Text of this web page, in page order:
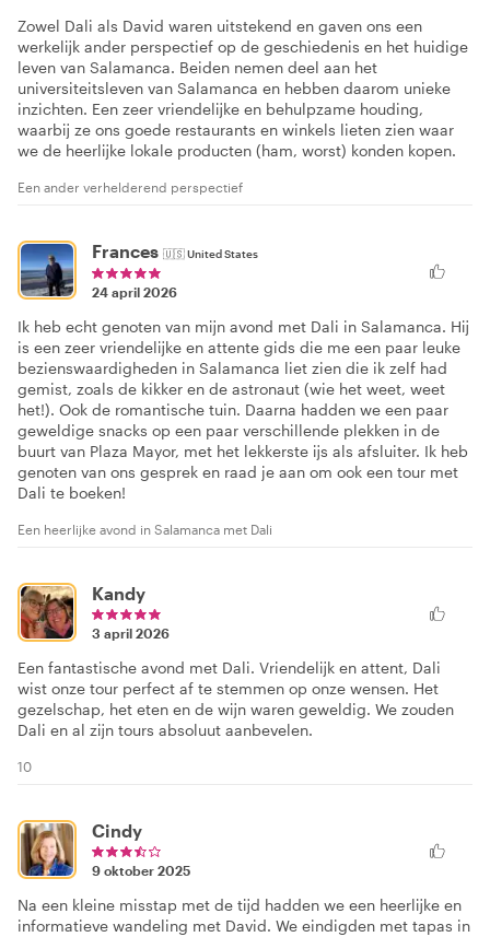
Zowel Dali als David waren uitstekend en gaven ons een
werkelijk ander perspectief op de geschiedenis en het huidige
leven van Salamanca. Beiden nemen deel aan het
universiteitsleven van Salamanca en hebben daarom unieke
inzichten. Een zeer vriendelijke en behulpzame houding,
waarbij ze ons goede restaurants en winkels lieten zien waar
we de heerlijke lokale producten (ham, worst) konden kopen.
Een ander verhelderend perspectief
Frances 🇺🇸United States
24 april 2026
Ik heb echt genoten van mijn avond met Dali in Salamanca. Hij
is een zeer vriendelijke en attente gids die me een paar leuke
bezienswaardigheden in Salamanca liet zien die ik zelf had
gemist, zoals de kikker en de astronaut (wie het weet, weet
het!). Ook de romantische tuin. Daarna hadden we een paar
geweldige snacks op een paar verschillende plekken in de
buurt van Plaza Mayor, met het lekkerste ijs als afsluiter. Ik heb
genoten van ons gesprek en raad je aan om ook een tour met
Dali te boeken!
Een heerlijke avond in Salamanca met Dali
Kandy
3 april 2026
Een fantastische avond met Dali. Vriendelijk en attent, Dali
wist onze tour perfect af te stemmen op onze wensen. Het
gezelschap, het eten en de wijn waren geweldig. We zouden
Dali en al zijn tours absoluut aanbevelen.
10
Cindy
9 oktober 2025
Na een kleine misstap met de tijd hadden we een heerlijke en
informatieve wandeling met David. We eindigden met tapas in